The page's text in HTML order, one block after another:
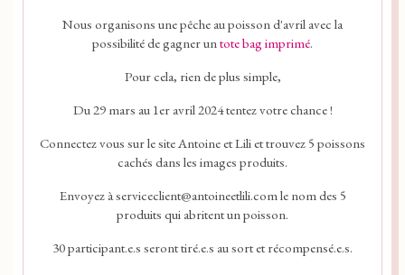
Nous organisons une pêche au poisson d'avril avec la
possibilité de gagner untote bag imprimé.
Pour cela, rien de plus simple,
Du 29 mars au 1er avril 2024 tentez votre chance !
Connectez vous sur le site Antoine et Lili et trouvez 5 poissons
cachés dans les images produits.
Envoyez à serviceclient@antoineetlili.com le nom des 5
produits qui abritent un poisson.
30 participant.e.s seront tiré.e.s au sort et récompensé.e.s.